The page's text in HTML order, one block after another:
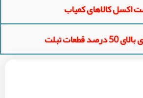
اکسل کالاهای کمیاب
قطعات تبلت